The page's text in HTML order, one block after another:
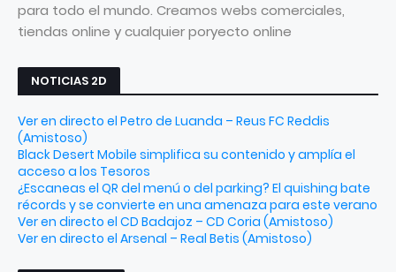
para todo el mundo. Creamos webs comerciales,
tiendas online y cualquier poryecto online
NOTICIAS 2D
Ver en directo el Petro de Luanda – Reus FC Reddis
(Amistoso)
Black Desert Mobile simplifica su contenido y amplía el
acceso a los Tesoros
¿Escaneas el QR del menú o del parking? El quishing bate
récords y se convierte en una amenaza para este verano
Ver en directo el CD Badajoz – CD Coria (Amistoso)
Ver en directo el Arsenal – Real Betis (Amistoso)